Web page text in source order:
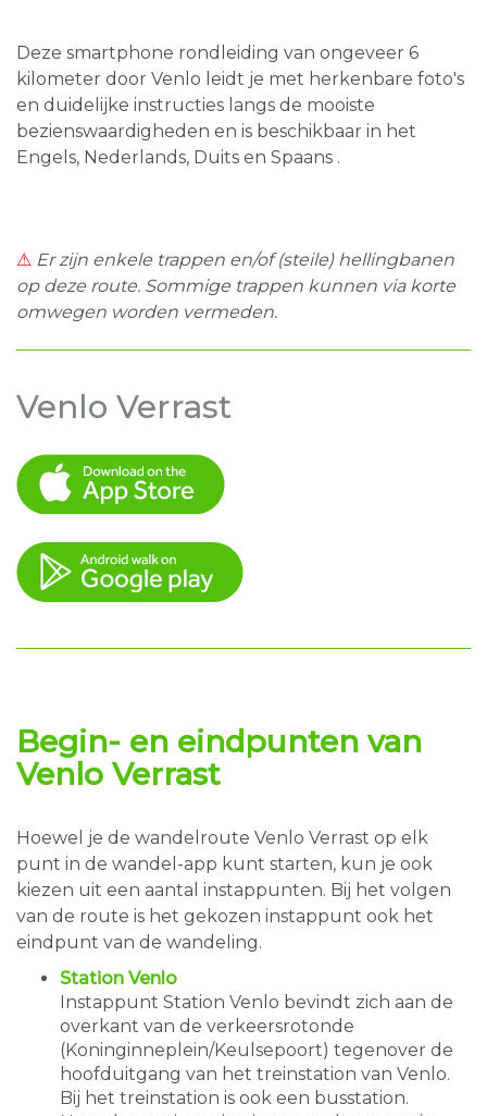
Deze smartphone rondleiding van ongeveer 6
kilometer door Venlo leidt je met herkenbare foto's
en duidelijke instructies langs de mooiste
bezienswaardigheden en is beschikbaar in het
Engels, Nederlands, Duits en Spaans .
⚠ Er zijn enkele trappen en/of (steile) hellingbanen
op deze route. Sommige trappen kunnen via korte
omwegen worden vermeden.
Venlo Verrast
Begin- en eindpunten van
Venlo Verrast
Hoewel je de wandelroute Venlo Verrast op elk
punt in de wandel-app kunt starten, kun je ook
kiezen uit een aantal instappunten. Bij het volgen
van de route is het gekozen instappunt ook het
eindpunt van de wandeling.
Station Venlo
Instappunt Station Venlo bevindt zich aan de
overkant van de verkeersrotonde
(Koninginneplein/Keulsepoort) tegenover de
hoofduitgang van het treinstation van Venlo.
Bij het treinstation is ook een busstation.